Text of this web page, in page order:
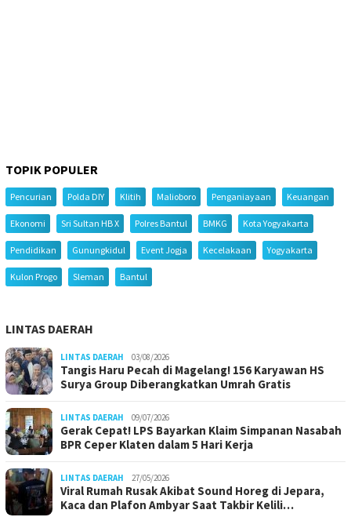
TOPIK POPULER
Pencurian Polda DIY Klitih Malioboro Penganiayaan Keuangan
Ekonomi Sri Sultan HB X Polres Bantul BMKG Kota Yogyakarta
Pendidikan Gunungkidul Event Jogja Kecelakaan Yogyakarta
Kulon Progo Sleman Bantul
LINTAS DAERAH
LINTAS DAERAH 03/08/2026
Tangis Haru Pecah di Magelang! 156 Karyawan HS
Surya Group Diberangkatkan Umrah Gratis
LINTAS DAERAH 09/07/2026
Gerak Cepat! LPS Bayarkan Klaim Simpanan Nasabah
BPR Ceper Klaten dalam 5 Hari Kerja
LINTAS DAERAH 27/05/2026
Viral Rumah Rusak Akibat Sound Horeg di Jepara,
Kaca dan Plafon Ambyar Saat Takbir Kelili…